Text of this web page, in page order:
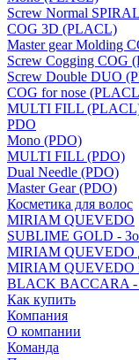
Screw Normal
COG 3D (PLACL)
Master gear Molding
Screw Cogging COG
Screw Double DUO
COG for nose
MULTI FILL
PDO
Mono (PDO)
MULTI FILL (PDO)
Dual Needle (PDO)
Master Gear (PDO)
Косметика для волос
MIRIAM QUEVEDO
SUBLIME GOLD -
MIRIAM QUEVEDO
MIRIAM QUEVEDO
BLACK BACCARA -
Как купить
Компания
О компании
Команда